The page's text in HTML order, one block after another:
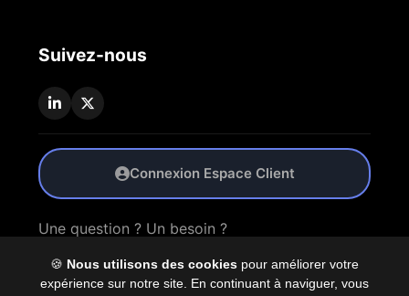
🍪 Nous utilisons des cookies pour améliorer votre
expérience sur notre site. En continuant à naviguer, vous
Suivez-nous
Connexion Espace Client
Une question ? Un besoin ?
Nous Contacter